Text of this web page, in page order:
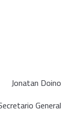
Jonatan Doino
General